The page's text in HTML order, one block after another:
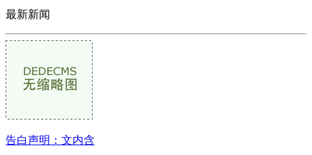
最新新闻
告白声明：文内含